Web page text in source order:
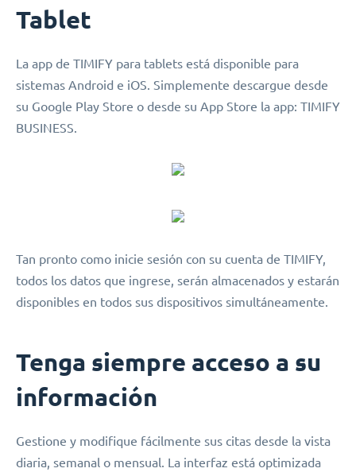
Tablet
La app de TIMIFY para tablets está disponible para
sistemas Android e iOS. Simplemente descargue desde
su Google Play Store o desde su App Store la app: TIMIFY
BUSINESS.
Tan pronto como inicie sesión con su cuenta de TIMIFY,
todos los datos que ingrese, serán almacenados y estarán
disponibles en todos sus dispositivos simultáneamente.
Tenga siempre acceso a su
información
Gestione y modifique fácilmente sus citas desde la vista
diaria, semanal o mensual. La interfaz está optimizada